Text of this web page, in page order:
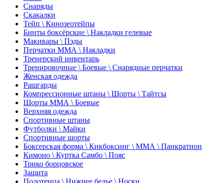
Снаряды
Скакалки
Тейп \ Кинозеотейпы
Бинты боксёрские \ Накладки гелевые
Макивары \ Пэды
Перчатки ММА \ Накладки
Тренерский инвентарь
Тренировочные \ Боевые \ Снарядные перчатки
Женская одежда
Рашгарды
Компрессионные штаны \ Шорты \ Тайтсы
Шорты ММА \ Боевые
Верхняя одежда
Спортивные штаны
Футболки \ Майки
Спортивные шорты
Боксерская форма \ Кикбоксинг \ ММА \ Панкратион
Кимоно \ Куртка Самбо \ Пояс
Трико борцовское
Защита
Полотенца \ Нижнее белье \ Носки